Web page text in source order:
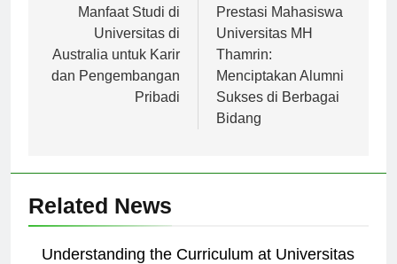
posManfaat Studi di
Universitas di
Australia untuk Karir
dan Pengembangan
Pribadi
Prestasi Mahasiswa
Universitas MH
Thamrin:
Menciptakan Alumni
Sukses di Berbagai
Bidang
Related News
Understanding the Curriculum at Universitas